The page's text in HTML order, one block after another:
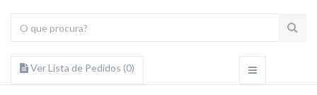
Ver Lista de Pedidos (0)